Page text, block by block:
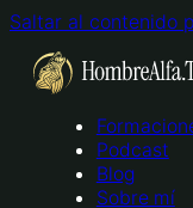
Saltar al contenido
Podcast
Blog
Sobre mí